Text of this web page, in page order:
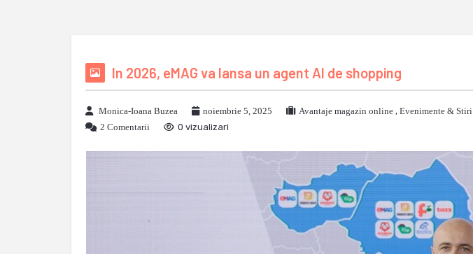
In 2026, eMAG va lansa un agent AI de shopping
Monica-Ioana Buzea noiembrie 5, 2025 Avantaje magazin online , Evenimente & Stiri
2 Comentarii
0 vizualizari